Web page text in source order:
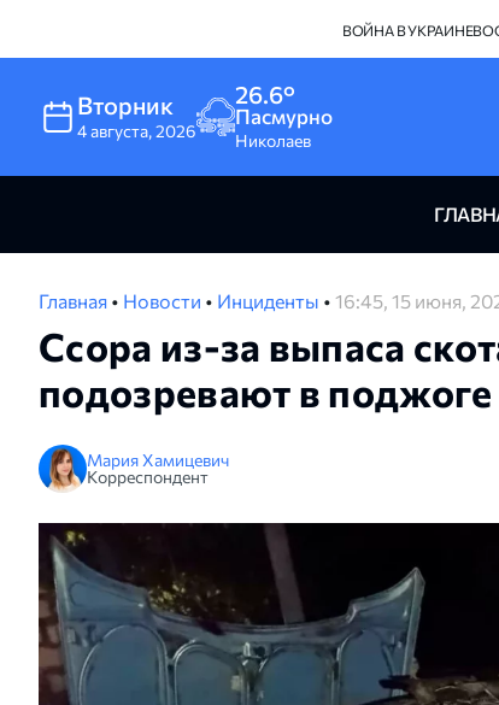
ВОЙНА В УКРАИНЕ
Вторник
4августа,2026
26.6°
Пасмурно
Николаев
Главная • Новости • Инциденты • 16:45, 15 июня,
Ссора из-за выпаса
подозревают в
Мария Хамицевич
Корреспондент